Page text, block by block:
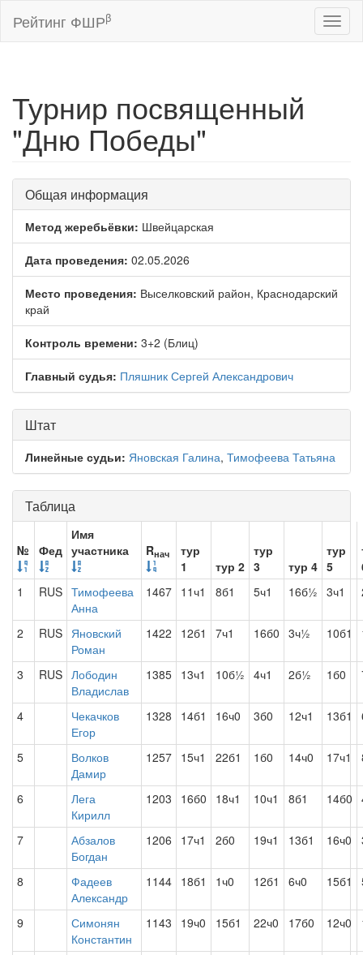
Рейтинг ФШРβ
Турнир посвященный
"Дню Победы"
Общая информация
Метод жеребьёвки: Швейцарская
Дата проведения: 02.05.2026
Место проведения: Выселковский район, Краснодарский
край
Контроль времени: 3+2 (Блиц)
Главный судья: Пляшник Сергей Александрович
Штат
Линейные судьи: Яновская Галина, Тимофеева Татьяна
Таблица
№ Фед
Имя
участника
Rнач
тур
1
тур 2
тур
3
тур 4
тур
5
1
RUS Тимофеева
Анна
1467 11ч1 8б1 5ч1 16б½ 3ч1
2 RUS Яновский
Роман
1422 12б1 7ч1 16б0 3ч½ 10б1
3 RUS Лободин
Владислав
1385 13ч1 10б½ 4ч1 2б½ 1б0
4
Чекачков
Егор
1328 14б1 16ч0 3б0 12ч1 13б1
5
Волков
Дамир
1257 15ч1 22б1 1б0 14ч0 17ч1
6
Лега
Кирилл
1203 16б0 18ч1 10ч1 8б1 14б0
7
Абзалов
Богдан
1206 17ч1 2б0 19ч1 13б1 16ч0
8
Фадеев
Александр
1144 18б1 1ч0 12б1 6ч0 15б1
9
Симонян
Константин
1143 19ч0 15б1 22ч0 17б0 12ч0